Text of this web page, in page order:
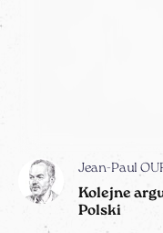
Jean-Paul
Kolejne
Polski